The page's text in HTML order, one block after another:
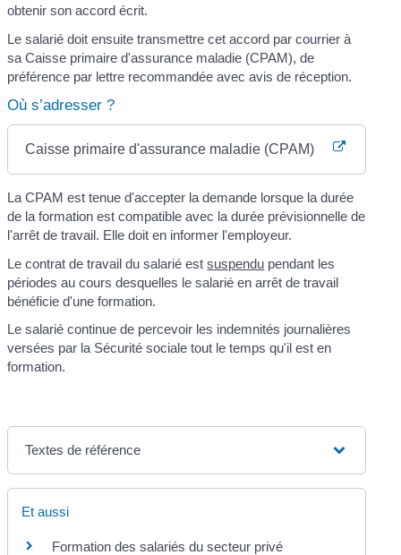
obtenir son accord écrit.
Le salarié doit ensuite transmettre cet accord par courrier à
sa Caisse primaire d'assurance maladie (CPAM), de
préférence par lettre recommandée avec avis de réception.
Où s’adresser ?
Caisse primaire d'assurance maladie (CPAM)
La CPAM est tenue d'accepter la demande lorsque la durée
de la formation est compatible avec la durée prévisionnelle de
l'arrêt de travail. Elle doit en informer l'employeur.
Le contrat de travail du salarié estsuspendu pendant les
périodes au cours desquelles le salarié en arrêt de travail
bénéficie d'une formation.
Le salarié continue de percevoir les indemnités journalières
versées par la Sécurité sociale tout le temps qu'il est en
formation.
Textes de référence
Et aussi
Formation des salariés du secteur privé